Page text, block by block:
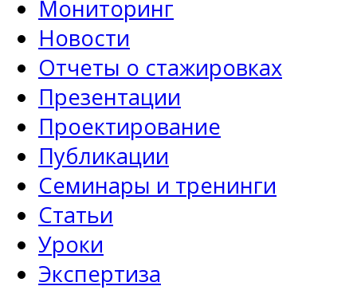
Мониторинг
Новости
Отчеты о стажировках
Презентации
Проектирование
Публикации
Семинары и тренинги
Статьи
Уроки
Экспертиза